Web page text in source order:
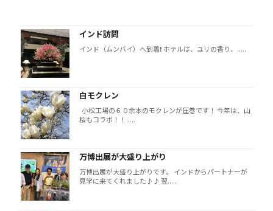
インド訪問
インド（ムンバイ）へ到着❗️ ホテルは、ユリの香り、.....
白モクレン
小松工場の６０余本のモクレンが圧巻です！ 今年は、山
桜もコラボ！！.....
万博出展が大盛り上がり
万博出展が大盛り上がりです。 インドからパートナーが
見学に来てくれました♪♪ 翌.....